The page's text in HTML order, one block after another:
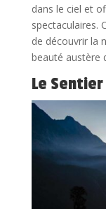
dans le ciel et
spectaculaires.
de découvrir la
beauté austère
Le